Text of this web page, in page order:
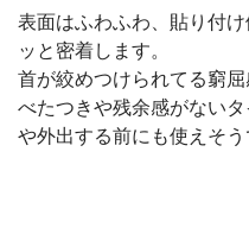
表面はふわふわ、貼り付
ッと密着します。
首が絞めつけられてる窮
べたつきや残余感がない
や外出する前にも使えそう